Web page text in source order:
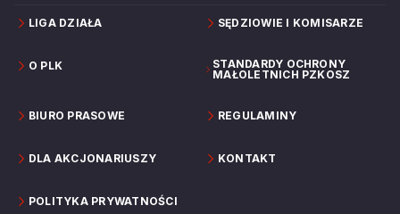
LIGA DZIAŁA SĘDZIOWIE I KOMISARZE
O PLK
STANDARDY OCHRONY
MAŁOLETNICH PZKOSZ
BIURO PRASOWE REGULAMINY
DLA AKCJONARIUSZY KONTAKT
POLITYKA PRYWATNOŚCI